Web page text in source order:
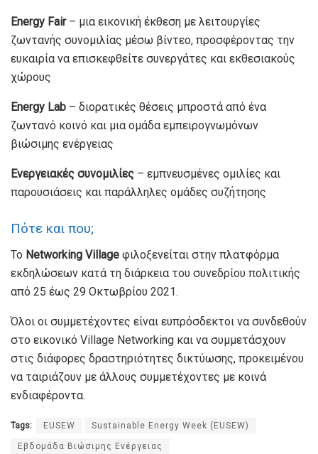
Energy Fair– μια εικονική έκθεση με λειτουργίες
ζωντανής συνομιλίας μέσω βίντεο, προσφέροντας την
ευκαιρία να επισκεφθείτε συνεργάτες και εκθεσιακούς
χώρους
Energy Lab – διορατικές θέσεις μπροστά από ένα
ζωντανό κοινό και μια ομάδα εμπειρογνωμόνων
βιώσιμης ενέργειας
Ενεργειακές συνομιλίες – εμπνευσμένες ομιλίες και
παρουσιάσεις και παράλληλες ομάδες συζήτησης
Πότε και που;
Το Networking Village φιλοξενείται στην πλατφόρμα
εκδηλώσεων κατά τη διάρκεια του συνεδρίου πολιτικής
από 25 έως 29 Οκτωβρίου 2021.
Όλοι οι συμμετέχοντες είναι ευπρόσδεκτοι να συνδεθούν
στο εικονικό Village Networking και να συμμετάσχουν
στις διάφορες δραστηριότητες δικτύωσης, προκειμένου
να ταιριάζουν με άλλους συμμετέχοντες με κοινά
ενδιαφέροντα.
Tags: EUSEW Sustainable Energy Week (EUSEW)
Εβδομάδα Βιώσιμης Ενέργειας